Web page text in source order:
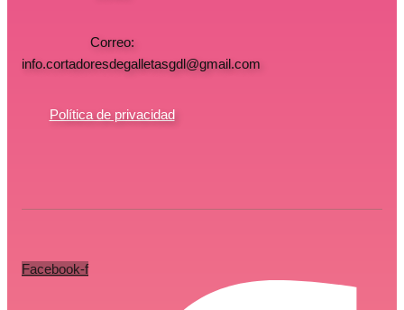
Correo:
info.cortadoresdegalletasgdl@gmail.com
Política de privacidad
Facebook-f